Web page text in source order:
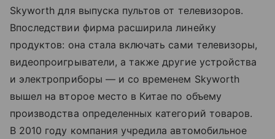
Skyworth для выпуска пультов от телевизоров.
Впоследствии фирма расширила линейку
продуктов: она стала включать сами телевизоры,
видеопроигрыватели, а также другие устройства
и электроприборы — и со временем Skyworth
вышел на второе место в Китае по объему
производства определенных категорий товаров.
В 2010 году компания учредила автомобильное